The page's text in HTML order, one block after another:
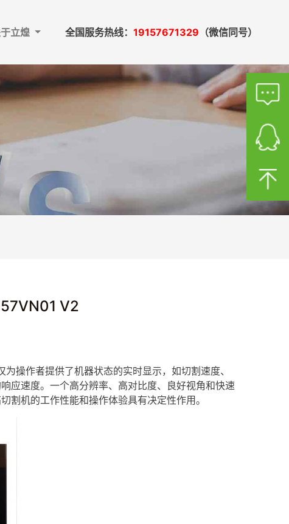
立煌 全国服务热线： 19157671329 （微信同号）
V2
为操作者提供了机器状态的实时显示，如切割速度、
应速度。一个高分辨率、高对比度、良好视角和快速
割机的工作性能和操作体验具有决定性作用。